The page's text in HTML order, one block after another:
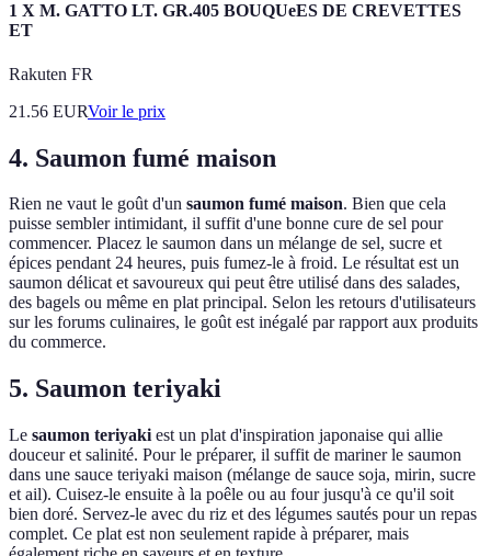
1 X M. GATTO LT. GR.405 BOUQUeES DE CREVETTES
ET
Rakuten FR
21.56 EURVoir le prix
4. Saumon fumé maison
Rien ne vaut le goût d'un saumon fumé maison. Bien que cela
puisse sembler intimidant, il suffit d'une bonne cure de sel pour
commencer. Placez le saumon dans un mélange de sel, sucre et
épices pendant 24 heures, puis fumez-le à froid. Le résultat est un
saumon délicat et savoureux qui peut être utilisé dans des salades,
des bagels ou même en plat principal. Selon les retours d'utilisateurs
sur les forums culinaires, le goût est inégalé par rapport aux produits
du commerce.
5. Saumon teriyaki
Le saumon teriyaki est un plat d'inspiration japonaise qui allie
douceur et salinité. Pour le préparer, il suffit de mariner le saumon
dans une sauce teriyaki maison (mélange de sauce soja, mirin, sucre
et ail). Cuisez-le ensuite à la poêle ou au four jusqu'à ce qu'il soit
bien doré. Servez-le avec du riz et des légumes sautés pour un repas
complet. Ce plat est non seulement rapide à préparer, mais